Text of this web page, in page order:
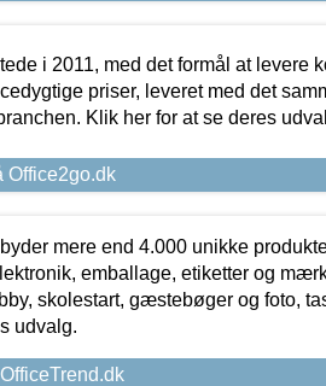
i 2011, med det formål at levere
priser, leveret med det
Klik her for at se deres
Office2go.dk
mere end 4.000 unikke
emballage, etiketter og
skolestart, gæstebøger og foto,
udvalg.